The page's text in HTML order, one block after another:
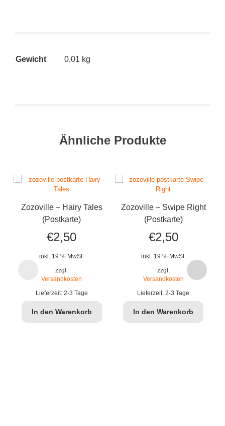
Gewicht 0,01 kg
Ähnliche Produkte
Zozoville – Hairy Tales
(Postkarte)
€2,50
inkl. 19 % MwSt.
zzgl.
Versandkosten
Lieferzeit: 2-3 Tage
In den Warenkorb
Zozoville – Swipe Right
(Postkarte)
€2,50
inkl. 19 % MwSt.
zzgl.
Versandkosten
Lieferzeit:2-3 Tage
In den Warenkorb